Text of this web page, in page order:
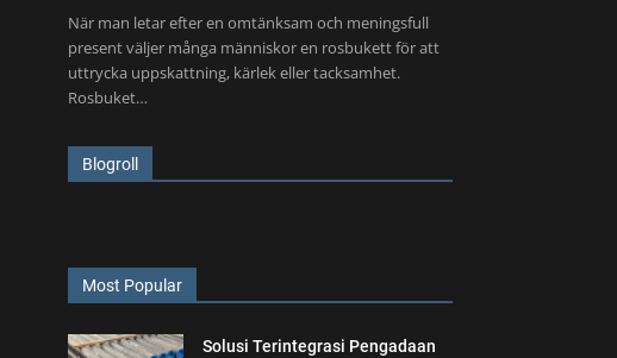
När man letar efter en omtänksam och meningsfull
present väljer många människor en rosbukett för att
uttrycka uppskattning, kärlek eller tacksamhet.
Rosbuket…
Blogroll
Most Popular
Solusi Terintegrasi Pengadaan